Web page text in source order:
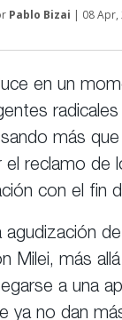
Pablo Bizai | 08 Apr,
en un
más
el reclamo de
con el fin
agudización
Milei, más
a una
ya no dan